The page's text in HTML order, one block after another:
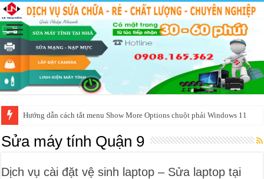
Hướng dẫn cách tắt menu Show More Options chuột phải Windows 11
Sửa máy tính Quận 9
Dịch vụ cài đặt vệ sinh laptop – Sửa laptop tại